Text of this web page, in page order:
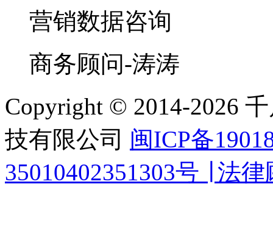
营销数据咨询
商务顾问-涛涛
Copyright © 2014-2026
技有限公司 闽ICP备
35010402351303号 ∣ 法